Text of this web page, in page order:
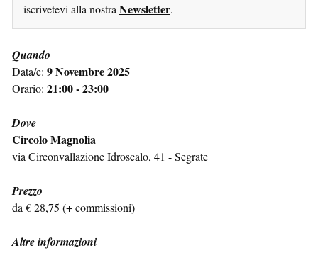
iscrivetevi alla nostra Newsletter.
Quando
Data/e: 9 Novembre 2025
Orario: 21:00 - 23:00
Dove
Circolo Magnolia
via Circonvallazione Idroscalo, 41 - Segrate
Prezzo
da € 28,75 (+ commissioni)
Altre informazioni